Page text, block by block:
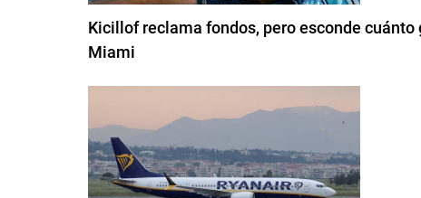
Kicillof reclama fondos, pero esconde
Miami